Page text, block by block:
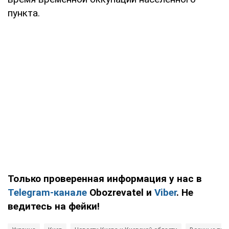
пункта.
Только проверенная информация у нас в
Telegram-канале Obozrevatel и Viber. Не
ведитесь на фейки!